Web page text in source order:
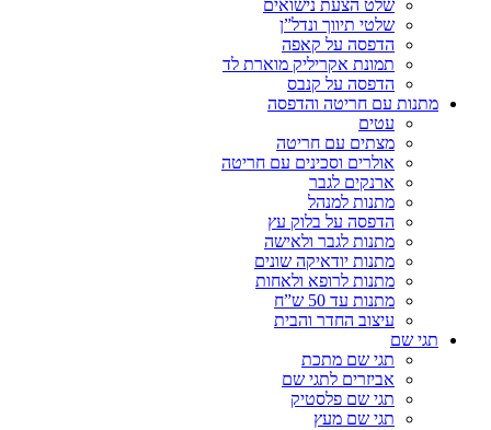
שלט הצעת נישואים
שלטי תיווך ונדל”ן
הדפסה על קאפה
תמונת אקריליק מוארת לד
הדפסה על קנבס
מתנות עם חריטה והדפסה
עטים
מצתים עם חריטה
אולרים וסכינים עם חריטה
ארנקים לגבר
מתנות למנהל
הדפסה על בלוק עץ
מתנות לגבר ולאישה
מתנות יודאיקה שונים
מתנות לרופא ולאחות
מתנות עד 50 ש”ח
עיצוב החדר והבית
תגי שם
תגי שם מתכת
אביזרים לתגי שם
תגי שם פלסטיק
תגי שם מעץ